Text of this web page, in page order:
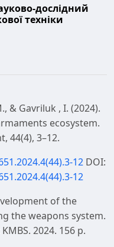
дослідний
техніки
& Gavriluk , I. (2024).
ecosystem.
44(4), 3–12.
12 DOI:
12
of the
the weapons system.
2024. 156 p.